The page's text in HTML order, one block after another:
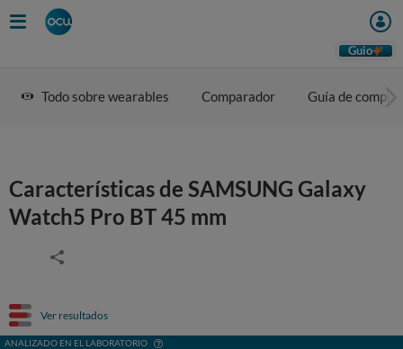
Guio
Todo sobre wearables Comparador Guía de compra
Características de SAMSUNG Galaxy
Watch5 Pro BT 45 mm
Ver resultados
ANALIZADO EN EL LABORATORIO